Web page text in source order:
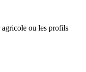
ou les profils